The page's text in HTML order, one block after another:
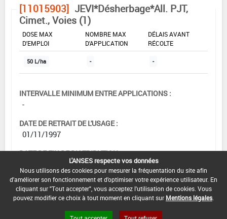
[11015903] JEVI*Désherbage*All. PJT,
Cimet., Voies (1)
DOSE MAX
D'EMPLOI
NOMBRE MAX
D'APPLICATION
DÉLAIS AVANT
RÉCOLTE
50 L/ha - -
INTERVALLE MINIMUM ENTRE APPLICATIONS :
-
DATE DE RETRAIT DE L'USAGE :
01/11/1997
DATE DE FIN DE DISTRIBUTION :
DATE DE FIN D'UTILISATION :
-
L'ANSES respecte vos données
Nous utilisons des cookies pour mesurer la fréquentation du site afin
d'améliorer son fonctionnement et d'optimiser votre expérience utilisateur. En
cliquant sur "Tout accepter", vous acceptez l'utilisation de cookies. Vous
pouvez modifier ce choix à tout moment en cliquant sur Mentions légales